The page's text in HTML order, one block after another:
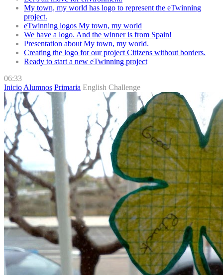
My town, my world has logo to represent the eTwinning
project.
eTwinning logos My town, my world
We have a logo. And the winner is from Spain!
Presentation about My town, my world.
Creating the logo for our project Citizens without borders.
Ready to start a new eTwinning project
06:33
Inicio Alumnos Primaria English Challenge